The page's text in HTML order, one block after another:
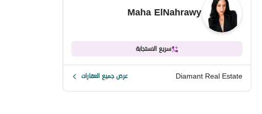
Maha ElNahrawy
سريع الاستجابة
Diamant Real Estate عرض جميع العقارات